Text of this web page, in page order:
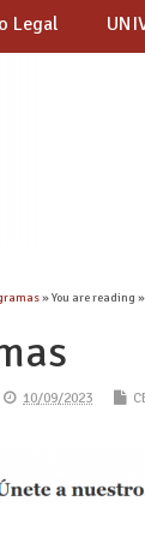
Legal
» You are reading »
10/09/2023